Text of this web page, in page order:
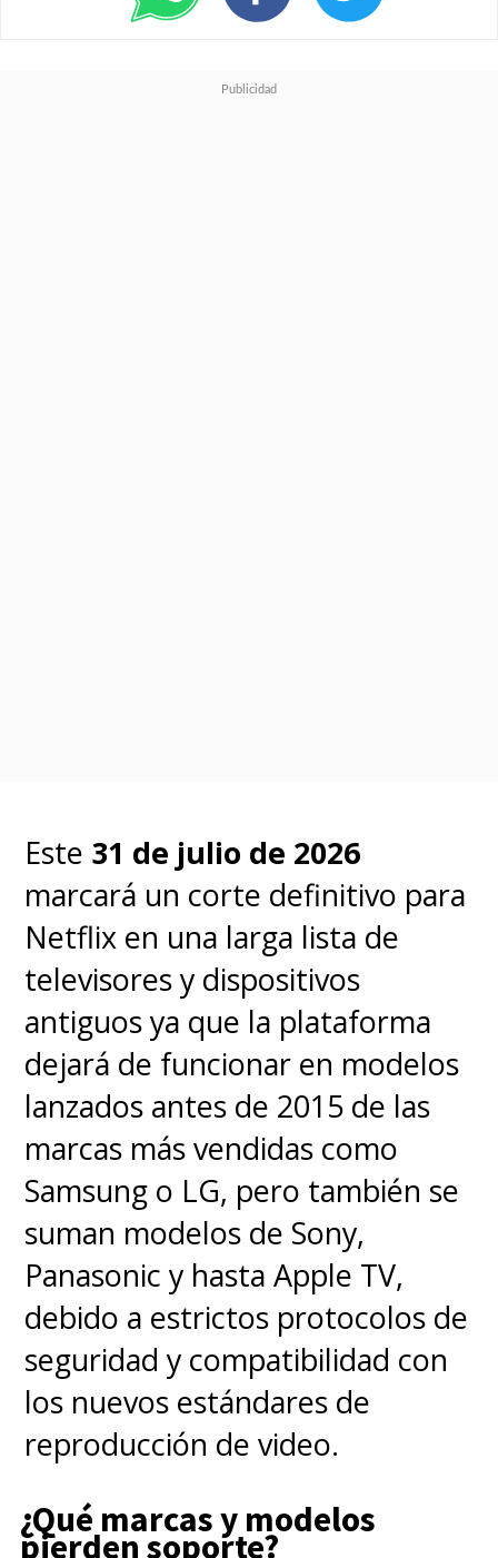
Este 31 de julio de 2026
marcará un corte definitivo para
Netflix en una larga lista de
televisores y dispositivos
antiguos ya que la plataforma
dejará de funcionar en modelos
lanzados antes de 2015 de las
marcas más vendidas como
Samsung o LG, pero también se
suman modelos de Sony,
Panasonic y hasta Apple TV,
debido a estrictos protocolos de
seguridad y compatibilidad con
los nuevos estándares de
reproducción de video.
¿Qué marcas y modelos
pierden soporte?